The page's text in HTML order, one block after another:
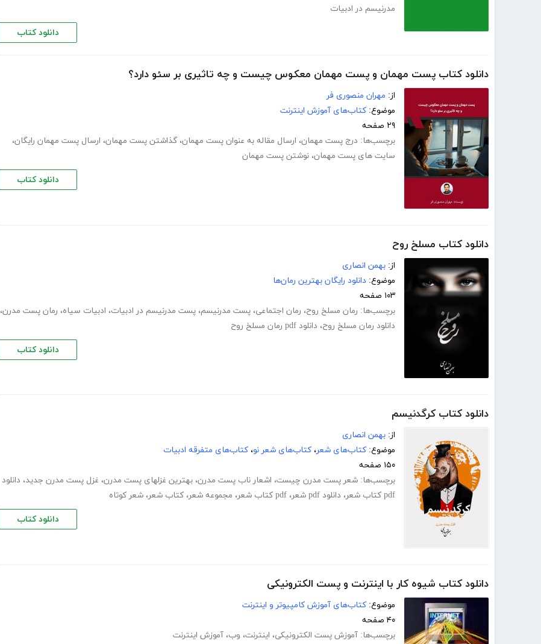
مدرنیسم در ادبیات
دانلود کتاب
دانلود کتاب پست مهمان و پست مهمان معکوس چیست و چه تاثیری بر سئو دارد؟
از: مهران منصوری فر
موضوع: کتاب‌های آموزش اینترنت
۲۹ صفحه
برچسب‌ها: درج پست مهمان، ارسال مقاله به عنوان پست مهمان، گذاشتن پست مهمان، ارسال پست مهمان رایگان،
سایت های پست مهمان، نوشتن پست مهمان
دانلود کتاب
دانلود کتاب مسلخ روح
از: بهمن انصاری
موضوع: دانلود رایگان بهترین رمان‌ها
۱۰۳ صفحه
برچسب‌ها: رمان مسلخ روح، رمان اجتماعی، پست مدرنیسم، پست مدرنیسم در ادبیات، ادبیات سیاه، رمان پست مدرن،
دانلود رمان مسلخ روح، دانلود pdf رمان مسلخ روح
دانلود کتاب
دانلود کتاب کرگدنیسم
از: بهمن انصاری
موضوع: کتاب‌های شعر، کتاب‌های شعر نو، کتاب‌های متفرقه ادبیات
۱۵۰ صفحه
برچسب‌ها: شعر پست مدرن چیست، اشعار ناب پست مدرن، بهترین غزلهای پست مدرن، غزل پست مدرن جدید، دانلود
pdf کتاب شعر
، دانلود pdf شعر ، pdf کتاب شعر ، مجموعه شعر، کتاب شعر، شعر کوتاه
دانلود کتاب
دانلود کتاب شیوه کار با اینترنت و پست الکترونیکی
موضوع: کتاب‌های آموزش کامپیوتر و اینترنت
۴۰ صفحه
برچسب‌ها: آموزش پست الکترونیکی، اینترنت، وب، آموزش اینترنت